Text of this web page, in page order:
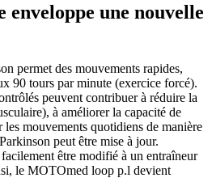
enveloppe une nouvelle
permet des mouvements rapides,
90 tours par minute (exercice forcé).
peuvent contribuer à réduire la
à améliorer la capacité de
mouvements quotidiens de manière
peut être mise à jour.
être modifié à un entraîneur
le MOTOmed loop p.l devient